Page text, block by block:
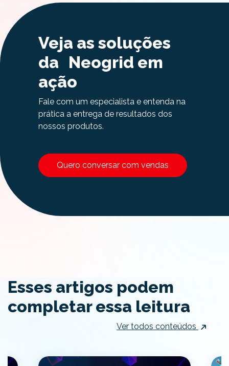
Veja as soluções
da Neogrid em
ação
Fale com um especialista e entenda na
prática a entrega de resultados dos
nossos produtos.
Quero conversar com vendas
Esses artigos podem
completar essa leitura
Ver todos conteúdos